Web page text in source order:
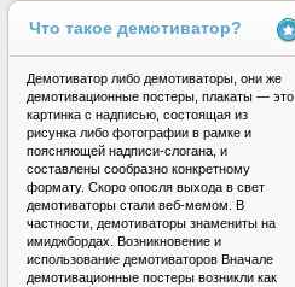
Что такое демотиватор?
Демотиватор либо демотиваторы, они же
демотивационные постеры, плакаты — это
картинка с надписью, состоящая из
рисунка либо фотографии в рамке и
поясняющей надписи-слогана, и
составлены сообразно конкретному
формату. Скоро опосля выхода в свет
демотиваторы стали веб-мемом. В
частности, демотиваторы знамениты на
имиджбордах. Возникновение и
использование демотиваторов Вначале
демотивационные постеры возникли как